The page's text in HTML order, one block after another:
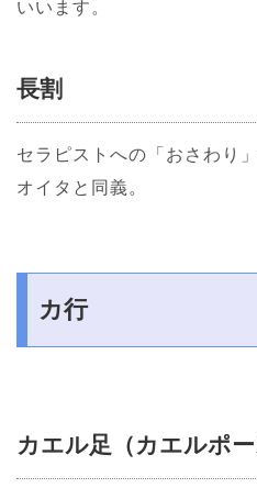
いいます。
長割
セラピストへの「おさわり
オイタと同義。
カ行
カエル足（カエルポー